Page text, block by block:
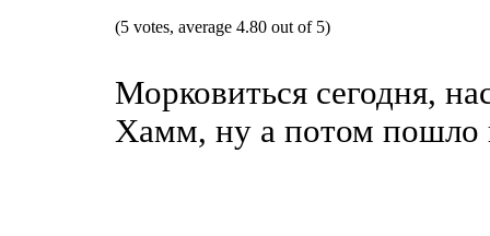
(5 votes, average 4.80 out of 5)
Морковиться сегодня,
Хамм, ну а потом пошло